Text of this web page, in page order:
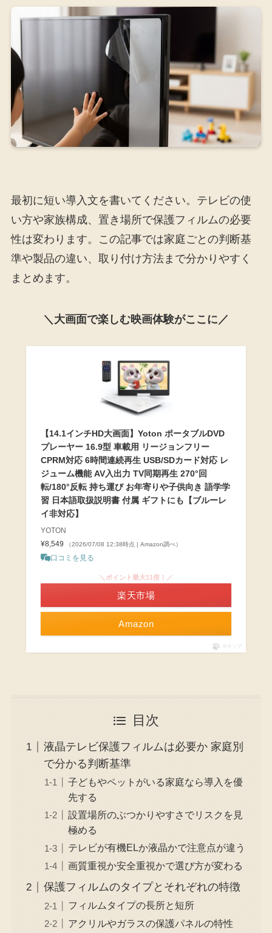
最初に短い導入文を書いてください。テレビの使
い方や家族構成、置き場所で保護フィルムの必要
性は変わります。この記事では家庭ごとの判断基
準や製品の違い、取り付け方法まで分かりやすく
まとめます。
＼大画面で楽しむ映画体験がここに／
【14.1インチHD大画面】Yoton ポータブルDVD
プレーヤー 16.9型 車載用 リージョンフリー
CPRM対応 6時間連続再生 USB/SDカード対応 レ
ジューム機能 AV入出力 TV同期再生 270°回
転/180°反転 持ち運び お年寄りや子供向き 語学学
習 日本語取扱説明書 付属 ギフトにも【ブルーレ
イ非対応】
YOTON
¥8,549
（2026/07/08 12:38時点 | Amazon調べ）
口コミを見る
Amazon
＼ポイント最大11倍！／
楽天市場
ポチップ
目次
液晶テレビ保護フィルムは必要か 家庭別
で分かる判断基準
子どもやペットがいる家庭なら導入を優
先する
設置場所のぶつかりやすさでリスクを見
極める
テレビが有機ELか液晶かで注意点が違う
画質重視か安全重視かで選び方が変わる
保護フィルムのタイプとそれぞれの特徴
フィルムタイプの長所と短所
アクリルやガラスの保護パネルの特性